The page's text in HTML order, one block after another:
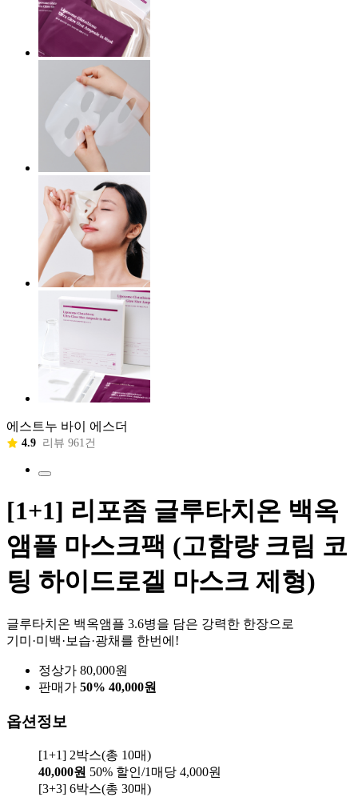
에스트누 바이 에스더
4.9 리뷰 961건
[1+1] 리포좀 글루타치온 백옥
앰플 마스크팩 (고함량 크림 코
팅 하이드로겔 마스크 제형)
글루타치온 백옥앰플 3.6병을 담은 강력한 한장으로
기미·미백·보습·광채를 한번에!
정상가 80,000원
판매가 50% 40,000원
옵션정보
[1+1] 2박스(총 10매)
40,000원 50% 할인/1매당 4,000원
[3+3] 6박스(총 30매)